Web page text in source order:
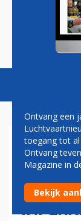
Magazine
VOOR
Ontvang een
toegang tot al
Ontvang
Magazine in
Bekijk